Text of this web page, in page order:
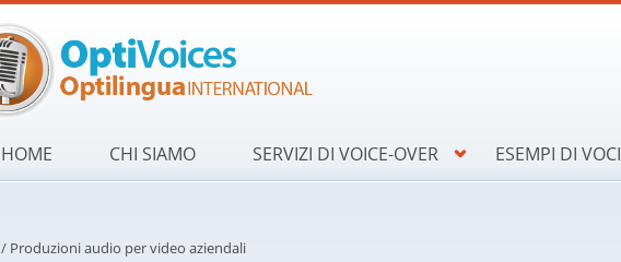
HOME CHI SIAMO SERVIZI DI VOICE-OVER ESEMPI DI VOCI
/ Produzioni audio per video aziendali